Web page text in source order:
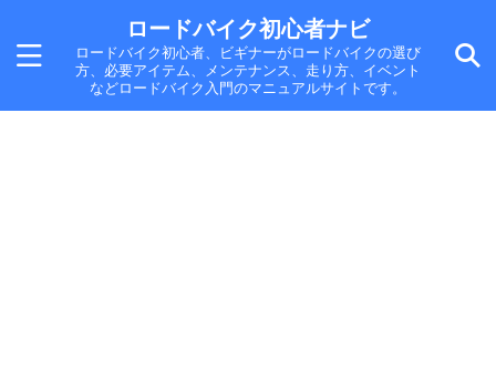
ロードバイク初心者ナビ
ロードバイク初心者、ビギナーがロードバイクの選び
方、必要アイテム、メンテナンス、走り方、イベント
などロードバイク入門のマニュアルサイトです。